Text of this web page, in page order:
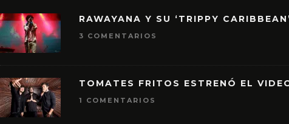
RAWAYANA Y SU ‘TRIPPY
3 COMENTARIOS
TOMATES FRITOS ESTRENÓ EL
1 COMENTARIOS